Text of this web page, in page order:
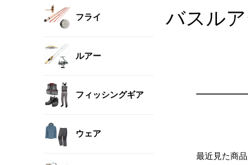
フライ
ルアー
フィッシングギア
ウェア
バスル
最近見た商品